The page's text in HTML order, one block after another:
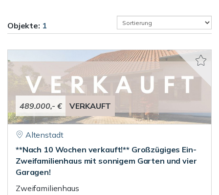
Objekte: 1
489.000,- € VERKAUFT
Altenstadt
**Nach 10 Wochen verkauft!** Großzügiges Ein-
Zweifamilienhaus mit sonnigem Garten und vier
Garagen!
Zweifamilienhaus